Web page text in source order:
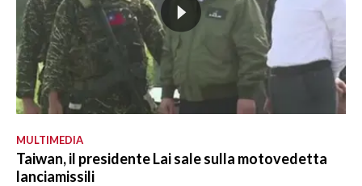
MULTIMEDIA
Taiwan, il presidente Lai sale sulla motovedetta
lanciamissili